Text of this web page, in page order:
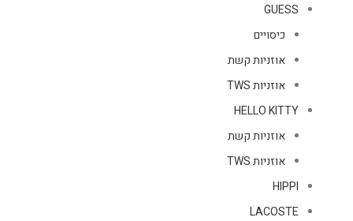
GUESS
כיסויים
אוזניות קשת
אוזניות TWS
HELLO KITTY
אוזניות קשת
אוזניות TWS
HIPPI
LACOSTE